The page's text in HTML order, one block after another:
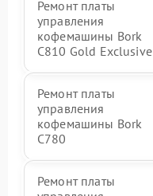
Ремонт платы
управления
кофемашины Bork
C810 Gold Exclusive
Ремонт платы
управления
кофемашины Bork
C780
Ремонт платы